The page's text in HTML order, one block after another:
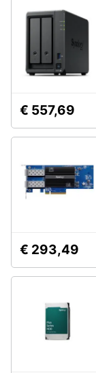
Animali
Libri,
dvd
Festività
e
ricorrenze
Servizi
Assistenza
€ 557,69
€ 293,49